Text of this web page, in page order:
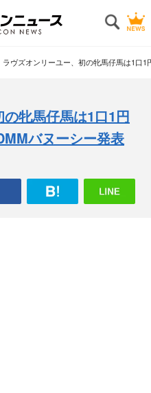
ラヴズオンリーユー、初の牝馬仔馬は1口
牝馬仔馬は1口1円
バヌーシー発表